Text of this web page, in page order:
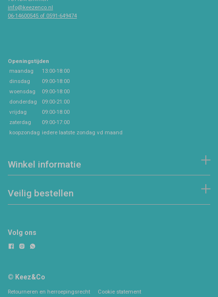
info@keezenco.nl
06-14600545 of 0591-649474
Openingstijden
maandag
13:00-18:00
dinsdag
09:00-18:00
woensdag
09:00-18:00
donderdag
09:00-21:00
vrijdag
09:00-18:00
zaterdag
09:00-17:00
koopzondag iedere laatste zondag vd maand
Winkel informatie
Veilig bestellen
Volg ons
© Keez&Co
Retourneren en herroepingsrecht Cookie statement